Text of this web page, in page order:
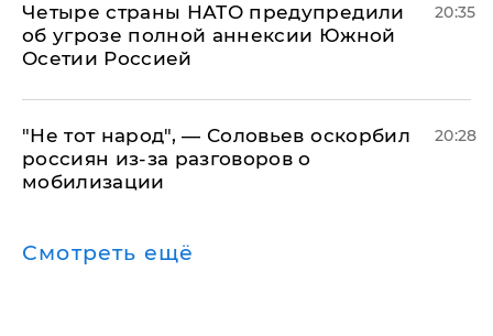
Четыре страны НАТО предупредили
об угрозе полной аннексии Южной
Осетии Россией
20:35
​"Не тот народ", — Соловьев оскорбил
россиян из-за разговоров о
мобилизации
20:28
Смотреть ещё